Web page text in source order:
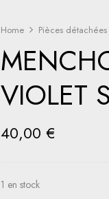
Home Pièces détachées
VIOLET
40,00€
1 en stock